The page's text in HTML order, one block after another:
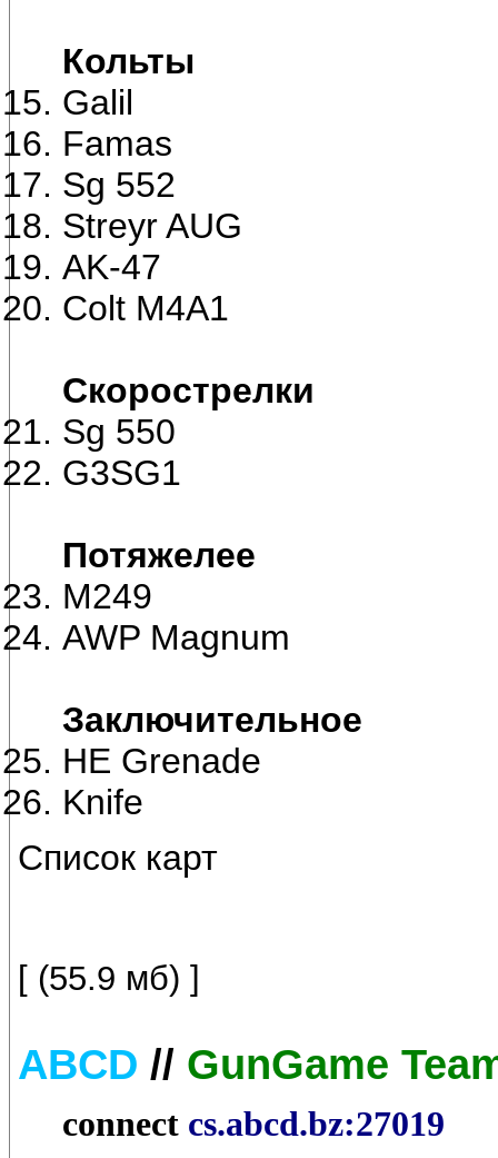
Кольты
Galil
Famas
Sg 552
Streyr AUG
AK-47
Colt M4A1
Скорострелки
Sg 550
G3SG1
Потяжелее
M249
AWP Magnum
Заключительное
HE Grenade
Knife
Список карт
[ (55.9 мб) ]
ABCD // GunGame
connect cs.abcd.bz:27019